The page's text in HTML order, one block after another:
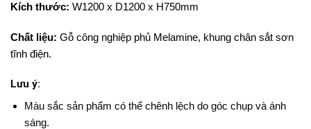
Kích thước: W1200 x D1200 x H750mm
Chất liệu: Gỗ công nghiệp phủ Melamine, khung chân sắt sơn
tĩnh điện.
Lưu ý:
Màu sắc sản phẩm có thể chênh lệch do góc chụp và ánh
sáng.